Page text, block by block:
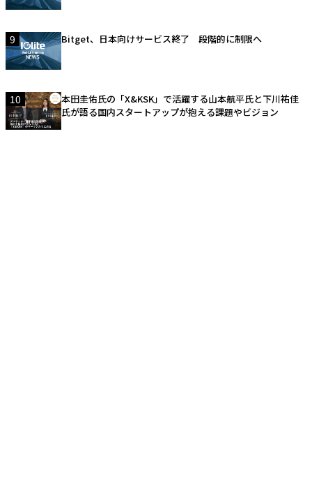
9 Bitget、日本向けサービス終了 段階的に制限へ
10
本田圭佑氏の「X&KSK」で活躍する山本航平氏と下川祐佳
氏が語る国内スタートアップが抱える課題やビジョン